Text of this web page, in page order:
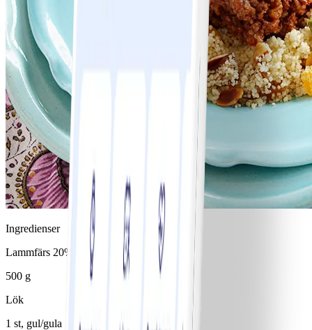
Ingredienser
Lammfärs 20%
500 g
Lök
1 st, gul/gula